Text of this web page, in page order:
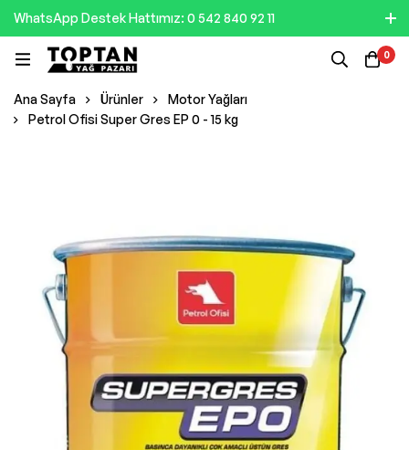
WhatsApp Destek Hattımız: 0 542 840 92 11
0
Ana Sayfa Ürünler
Motor Yağları
Petrol Ofisi Super Gres EP 0 - 15 kg